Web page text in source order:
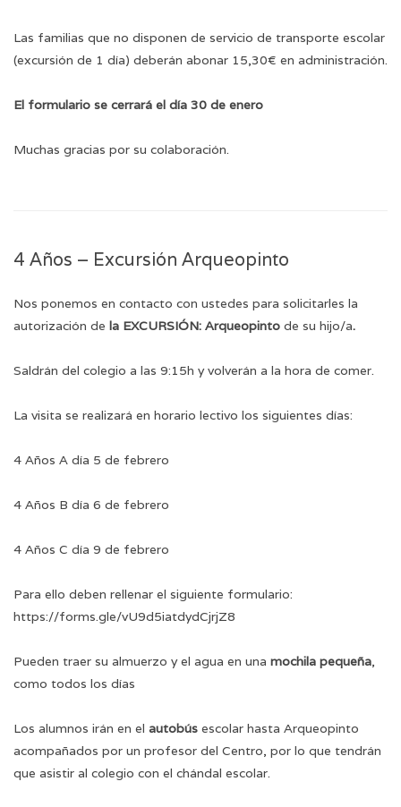
Las familias que no disponen de servicio de transporte escolar
(excursión de 1 día) deberán abonar 15,30€ en administración.
El formulario se cerrará el día 30 de enero
Muchas gracias por su colaboración.
4 Años – Excursión Arqueopinto
Nos ponemos en contacto con ustedes para solicitarles la
autorización de la EXCURSIÓN: Arqueopinto de su hijo/a.
Saldrán del colegio a las 9:15h y volverán a la hora de comer.
La visita se realizará en horario lectivo los siguientes días:
4 Años A día 5 de febrero
4 Años B día 6 de febrero
4 Años C día 9 de febrero
Para ello deben rellenar el siguiente formulario:
https://forms.gle/vU9d5iatdydCjrjZ8
Pueden traer su almuerzo y el agua en una mochila pequeña,
como todos los días
Los alumnos irán en el autobús escolar hasta Arqueopinto
acompañados por un profesor del Centro, por lo que tendrán
que asistir al colegio con el chándal escolar.